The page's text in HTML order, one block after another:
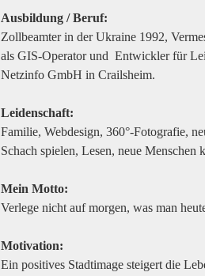
Ausbildung / Beruf:
Zollbeamter in der Ukraine 1992,
als GIS-Operator und Entwickler für
Netzinfo GmbH in Crailsheim.
Leidenschaft:
Familie, Webdesign, 360°-Fotografie,
Schach spielen, Lesen, neue Menschen
Mein Motto:
Verlege nicht auf morgen, was man
Motivation:
Ein positives Stadtimage steigert die